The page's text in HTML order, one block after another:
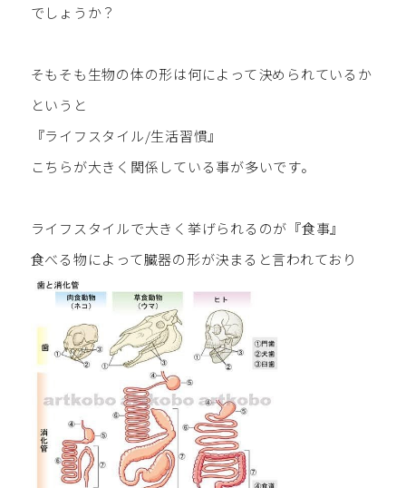
でしょうか？
そもそも生物の体の形は何によって決められているか
というと
『ライフスタイル/生活習慣』
こちらが大きく関係している事が多いです。
ライフスタイルで大きく挙げられるのが『食事』
食べる物によって臓器の形が決まると言われており